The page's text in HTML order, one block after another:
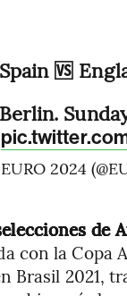
Spain 🆚
Berlin.
2024
de
con la Copa
Brasil 2021,